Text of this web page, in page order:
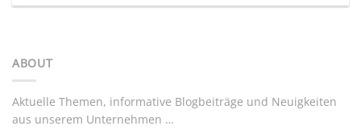
ABOUT
Aktuelle Themen, informative Blogbeiträge und Neuigkeiten
aus unserem Unternehmen …